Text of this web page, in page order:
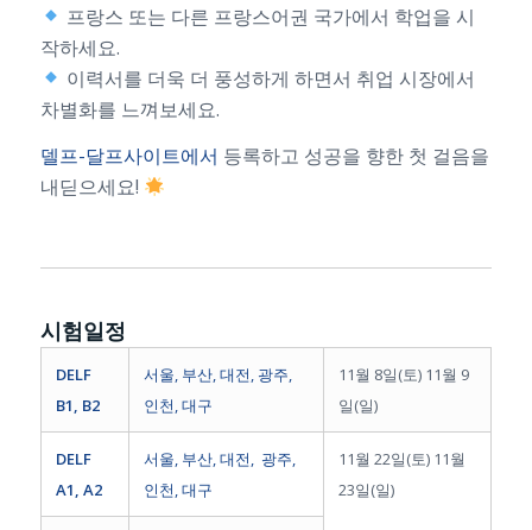
프랑스 또는 다른 프랑스어권 국가에서 학업을 시
작하세요.
이력서를 더욱 더 풍성하게 하면서 취업 시장에서
차별화를 느껴보세요.
델프-달프사이트에서 등록하고 성공을 향한 첫 걸음을
내딛으세요!
시험일정
DELF
B1, B2
서울, 부산, 대전, 광주,
인천, 대구
11월 8일(토) 11월 9
일(일)
DELF
A1, A2
서울, 부산, 대전, 광주,
인천, 대구
11월 22일(토) 11월
23일(일)